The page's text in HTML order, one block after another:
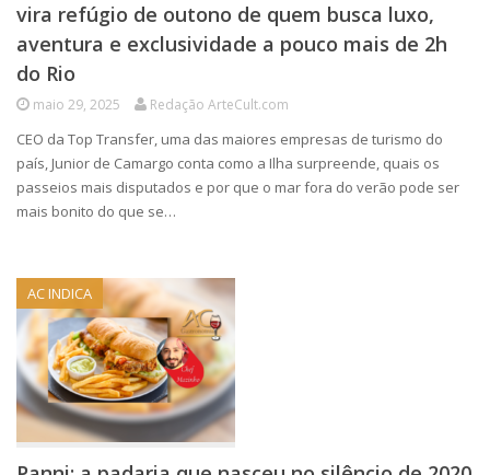
vira refúgio de outono de quem busca luxo,
aventura e exclusividade a pouco mais de 2h
do Rio
maio 29, 2025 Redação ArteCult.com
CEO da Top Transfer, uma das maiores empresas de turismo do
país, Junior de Camargo conta como a Ilha surpreende, quais os
passeios mais disputados e por que o mar fora do verão pode ser
mais bonito do que se…
AC INDICA